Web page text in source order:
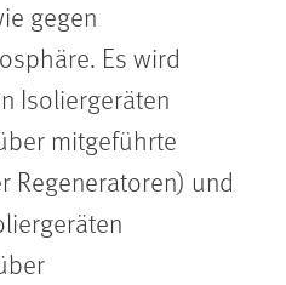
gegen
Es wird
Isoliergeräten
mitgeführte
Regeneratoren) und